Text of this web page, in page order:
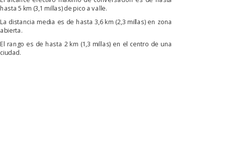
hasta 5 km (3,1 millas) de pico a valle.
La distancia media es de hasta 3,6 km (2,3 millas) en zona
abierta.
El rango es de hasta 2 km (1,3 millas) en el centro de una
ciudad.